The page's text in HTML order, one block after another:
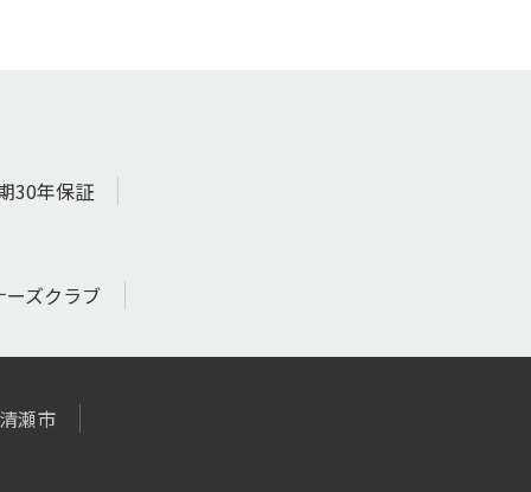
30年保証
ーズクラブ
清瀬市